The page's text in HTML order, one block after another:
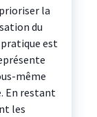
la
du
est
même
En restant
les